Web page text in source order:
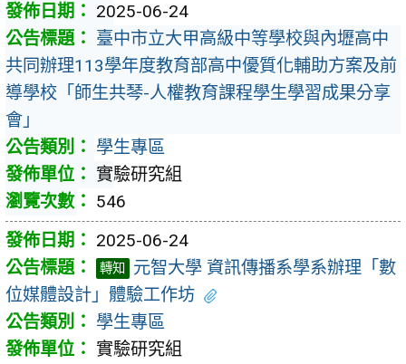
2025-06-24
臺中市立大甲高級中等學校與內壢高中
共同辦理113學年度教育部高中優質化輔助方案及前
導學校「師生共琴-人權教育課程學生學習成果分享
會」
學生專區
實驗研究組
546
2025-06-24
轉知
元智大學 資訊傳播系學系辦理「數
位媒體設計」體驗工作坊
學生專區
實驗研究組